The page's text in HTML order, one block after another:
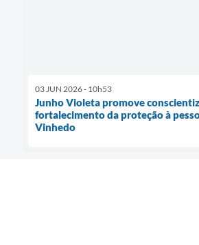
03 JUN 2026 - 10h53
Junho Violeta promove
fortalecimento da proteção à
Vinhedo